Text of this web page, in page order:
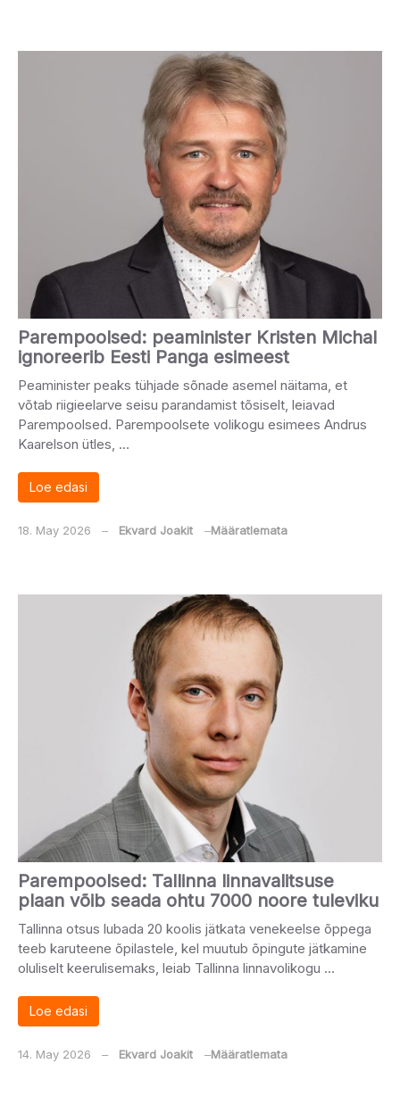
Parempoolsed: peaminister Kristen Michal
ignoreerib Eesti Panga esimeest
Peaminister peaks tühjade sõnade asemel näitama, et
võtab riigieelarve seisu parandamist tõsiselt, leiavad
Parempoolsed. Parempoolsete volikogu esimees Andrus
Kaarelson ütles, …
Loe edasi
18. May 2026 ‒ Ekvard Joakit ‒Määratlemata
Parempoolsed: Tallinna linnavalitsuse
plaan võib seada ohtu 7000 noore tuleviku
Tallinna otsus lubada 20 koolis jätkata venekeelse õppega
teeb karuteene õpilastele, kel muutub õpingute jätkamine
oluliselt keerulisemaks, leiab Tallinna linnavolikogu …
Loe edasi
14. May 2026 ‒ Ekvard Joakit ‒Määratlemata